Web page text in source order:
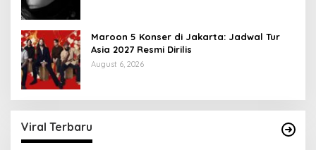
Maroon 5 Konser di Jakarta: Jadwal Tur
Asia 2027 Resmi Dirilis
August 6, 2026
Viral Terbaru